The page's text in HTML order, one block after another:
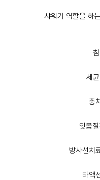
샤워기 역할을 하
세
충
잇몸
방사선치
타액